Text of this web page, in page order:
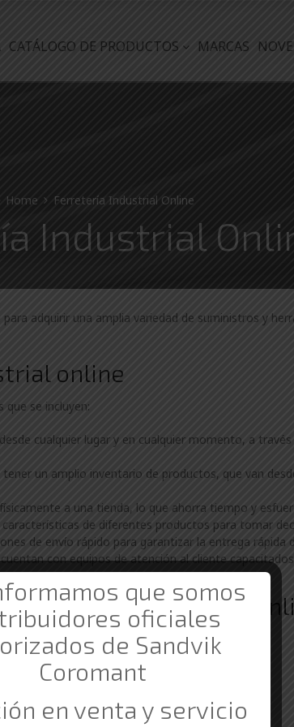
CATÁLOGO DE PRODUCTOS MARCAS
Home Ferretería Industrial Online
Industrial
adquirir una amplia variedad de suministros y
online
se incluyen:
cualquier lugar y en cualquier momento, a
un amplio inventario de productos, que van
a una tienda, lo que ahorra tiempo y
de diferentes productos para tomar
de envío rápido para garantizar la entrega rápida
con equipos de atención al cliente
ferretería industrial
incluyendo:
que somos
oficiales
de Sandvik
Coromant
en venta y servicio